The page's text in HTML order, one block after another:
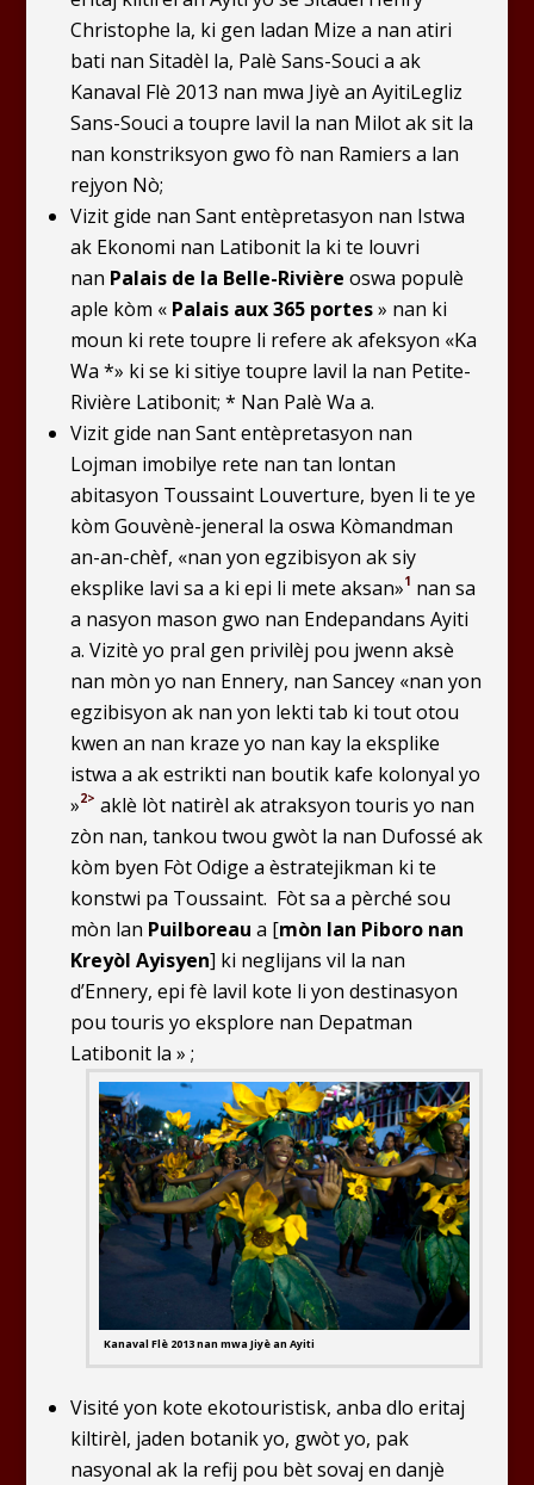
Christophe la, ki gen ladan Mize a nan atiri
bati nan Sitadèl la, Palè Sans-Souci a ak
Kanaval Flè 2013 nan mwa Jiyè an AyitiLegliz
Sans-Souci a toupre lavil la nan Milot ak sit la
nan konstriksyon gwo fò nan Ramiers a lan
rejyon Nò;
Vizit gide nan Sant entèpretasyon nan Istwa
ak Ekonomi nan Latibonit la ki te louvri
nan Palais de la Belle-Rivière oswa populè
aple kòm « Palais aux 365 portes» nan ki
moun ki rete toupre li refere ak afeksyon «Ka
Wa *» ki se ki sitiye toupre lavil la nan Petite-
Rivière Latibonit; * Nan Palè Wa a.
Vizit gide nan Sant entèpretasyon nan
Lojman imobilye rete nan tan lontan
abitasyon Toussaint Louverture, byen li te ye
kòm Gouvènè-jeneral la oswa Kòmandman
an-an-chèf, «nan yon egzibisyon ak siy
eksplike lavi sa a ki epi li mete aksan»1 nan sa
a nasyon mason gwo nan Endepandans Ayiti
a. Vizitè yo pral gen privilèj pou jwenn aksè
nan mòn yo nan Ennery, nan Sancey «nan yon
egzibisyon ak nan yon lekti tab ki tout otou
kwen an nan kraze yo nan kay la eksplike
istwa a ak estrikti nan boutik kafe kolonyal yo
»2> aklè lòt natirèl ak atraksyon touris yo nan
zòn nan, tankou twou gwòt la nan Dufossé ak
kòm byen Fòt Odige a èstratejikman ki te
konstwi pa Toussaint. Fòt sa a pèrché sou
mòn lan Puilboreau a [mòn lan Piboro nan
Kreyòl Ayisyen] ki neglijans vil la nan
d’Ennery, epi fè lavil kote li yon destinasyon
pou touris yo eksplore nan Depatman
Latibonit la » ;
Kanaval Flè 2013 nan mwa Jiyè an Ayiti
Visité yon kote ekotouristisk, anba dlo eritaj
kiltirèl, jaden botanik yo, gwòt yo, pak
nasyonal ak la refij pou bèt sovaj en danjè